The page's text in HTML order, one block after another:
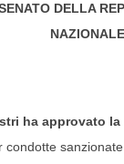
DELLA
ha approvato la
condotte